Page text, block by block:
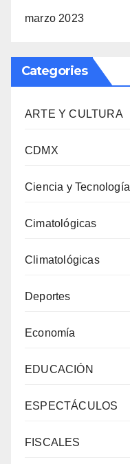
marzo 2023
Categories
ARTE Y CULTURA
CDMX
Ciencia y Tecnología
Cimatológicas
Climatológicas
Deportes
Economía
EDUCACIÓN
ESPECTÁCULOS
FISCALES